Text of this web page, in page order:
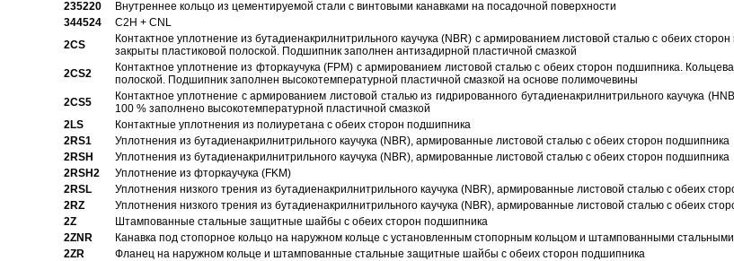
235220
Внутреннее кольцо из цементируемой стали с винтовыми канавками на посадочной поверхности
344524
C2H + CNL
2CS
Контактное уплотнение из бутадиенакрилнитрильного каучука (NBR) с армированием листовой сталью с обеих
закрыты пластиковой полоской. Подшипник заполнен антизадирной пластичной смазкой
2CS2
Контактное уплотнение из фторкаучука (FPM) с армированием листовой сталью с обеих сторон подшипника.
полоской. Подшипник заполнен высокотемпературной пластичной смазкой на основе полимочевины
2CS5
Контактное уплотнение с армированием листовой сталью из гидрированного бутадиенакрилнитрильного каучука
100 % заполнено высокотемпературной пластичной смазкой
2LS
Контактные уплотнения из полиуретана с обеих сторон подшипника
2RS1
Уплотнения из бутадиенакрилнитрильного каучука (NBR), армированные листовой сталью с обеих сторон подшипника
2RSH
Уплотнения из бутадиенакрилнитрильного каучука (NBR), армированные листовой сталью с обеих сторон подшипника
2RSH2
Уплотнение из фторкаучука (FKM)
2RSL
Уплотнения низкого трения из бутадиенакрилнитрильного каучука (NBR), армированные листовой сталью с обеих
2RZ
Уплотнения низкого трения из бутадиенакрилнитрильного каучука (NBR), армированные листовой сталью с обеих
2Z
Штампованные стальные защитные шайбы с обеих сторон подшипника
2ZNR
Канавка под стопорное кольцо на наружном кольце с установленным стопорным кольцом и штампованными
2ZR
Фланец на наружном кольце и штампованные стальные защитные шайбы с обеих сторон подшипника